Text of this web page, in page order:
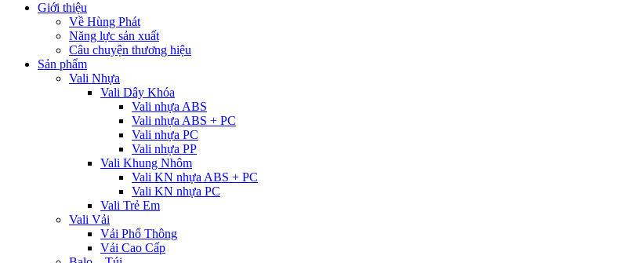
Giới thiệu
Về Hùng Phát
Năng lực sản xuất
Câu chuyện thương hiệu
Sản phẩm
Vali Nhựa
Vali Dây Khóa
Vali nhựa ABS
Vali nhựa ABS + PC
Vali nhựa PC
Vali nhựa PP
Vali Khung Nhôm
Vali KN nhựa ABS + PC
Vali KN nhựa PC
Vali Trẻ Em
Vali Vải
Vải Phổ Thông
Vải Cao Cấp